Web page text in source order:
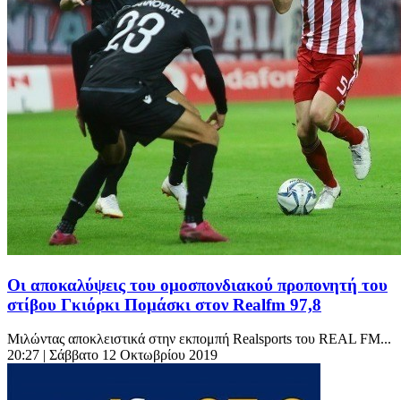
Οι αποκαλύψεις του ομοσπονδιακού προπονητή του
στίβου Γκιόρκι Πομάσκι στον Realfm 97,8
Μιλώντας αποκλειστικά στην εκπομπή Realsports του REAL FM...
20:27 | Σάββατο 12 Οκτωβρίου 2019